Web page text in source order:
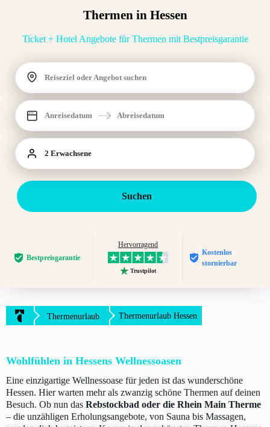
Thermen in Hessen
Ticket + Hotel Angebote für Thermen mit Bestpreisgarantie
Reiseziel oder Angebot suchen
Anreisedatum Abreisedatum
2 Erwachsene
Suchen
Bestpreis­garantie
Hervorragend
Trustpilot
Kostenlos
stornierbar
Thermenurlaub Thermenurlaub Hessen
Wohlfühlen in Hessens Wellnessoasen
Eine einzigartige Wellnessoase für jeden ist das wunderschöne
Hessen. Hier warten mehr als zwanzig schöne Thermen auf deinen
Besuch. Ob nun das Rebstockbad oder die Rhein Main Therme
– die unzähligen Erholungsangebote, von Sauna bis Massagen,